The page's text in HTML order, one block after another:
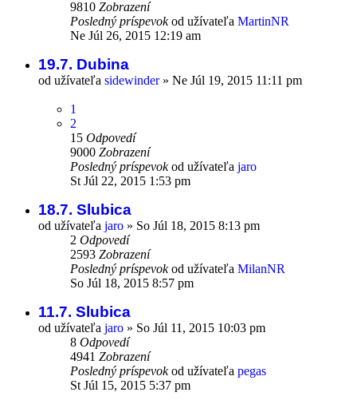
9810 Zobrazení
Posledný príspevokod užívateľa MartinNR
Ne Júl 26, 2015 12:19 am
19.7. Dubina
od užívateľa sidewinder» Ne Júl 19, 2015 11:11 pm
1
2
15 Odpovedí
9000 Zobrazení
Posledný príspevokod užívateľa jaro
St Júl 22, 2015 1:53 pm
18.7. Slubica
od užívateľa jaro » So Júl 18, 2015 8:13 pm
2 Odpovedí
2593 Zobrazení
Posledný príspevokod užívateľa MilanNR
So Júl 18, 2015 8:57 pm
11.7. Slubica
od užívateľa jaro » So Júl 11, 2015 10:03 pm
8 Odpovedí
4941 Zobrazení
Posledný príspevokod užívateľa pegas
St Júl 15, 2015 5:37 pm